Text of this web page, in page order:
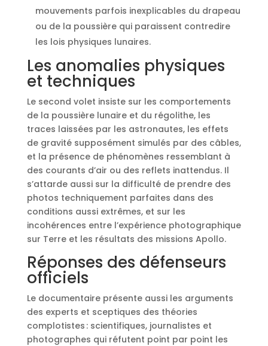
mouvements parfois inexplicables du drapeau
ou de la poussière qui paraissent contredire
les lois physiques lunaires.
Les anomalies physiques
et techniques
Le second volet insiste sur les comportements
de la poussière lunaire et du régolithe, les
traces laissées par les astronautes, les effets
de gravité supposément simulés par des câbles,
et la présence de phénomènes ressemblant à
des courants d’air ou des reflets inattendus. Il
s’attarde aussi sur la difficulté de prendre des
photos techniquement parfaites dans des
conditions aussi extrêmes, et sur les
incohérences entre l’expérience photographique
sur Terre et les résultats des missions Apollo.
Réponses des défenseurs
officiels
Le documentaire présente aussi les arguments
des experts et sceptiques des théories
complotistes : scientifiques, journalistes et
photographes qui réfutent point par point les